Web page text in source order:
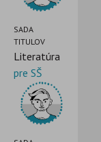
SADA
TITULOV
Literatúra
pre SŠ